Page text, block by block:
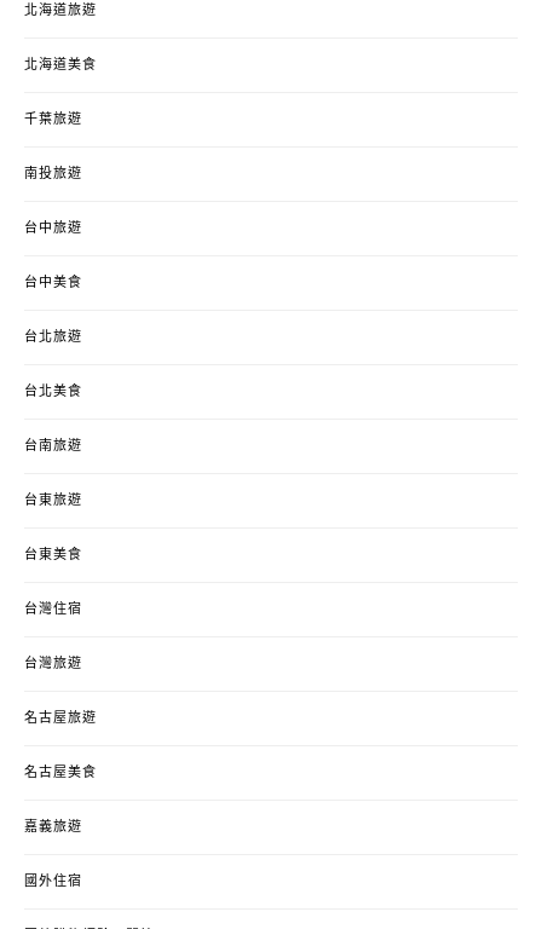
北海道旅遊
北海道美食
千葉旅遊
南投旅遊
台中旅遊
台中美食
台北旅遊
台北美食
台南旅遊
台東旅遊
台東美食
台灣住宿
台灣旅遊
名古屋旅遊
名古屋美食
嘉義旅遊
國外住宿